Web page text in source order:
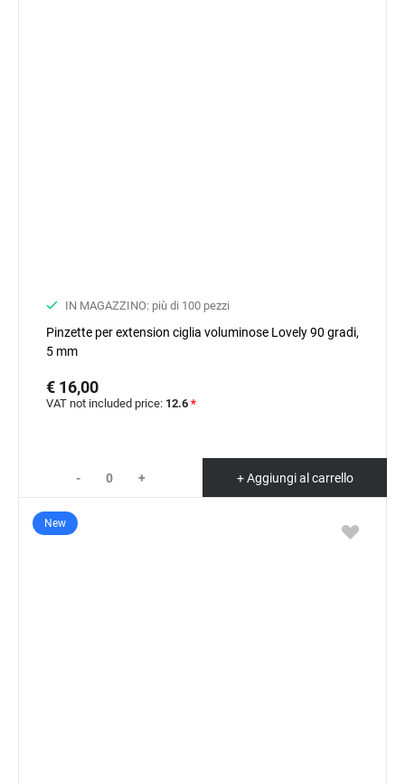
IN MAGAZZINO: più di 100 pezzi
Pinzette per extension ciglia voluminose Lovely 90 gradi,
5 mm
€ 16,00
VAT not included price: 12.6 *
- + + Aggiungi al carrello
New